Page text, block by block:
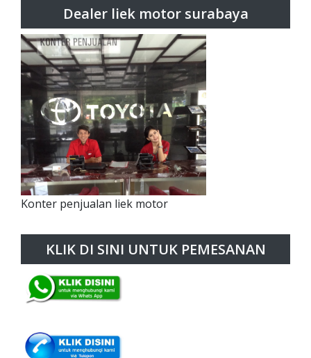
Dealer liek motor surabaya
Konter penjualan liek motor
KLIK DI SINI UNTUK PEMESANAN